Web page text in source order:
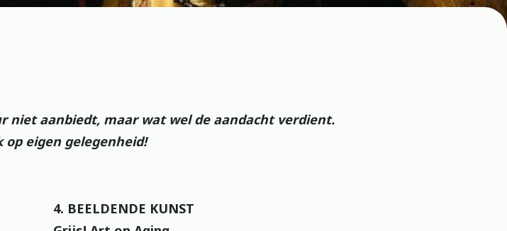
niet aanbiedt, maar wat wel de aandacht verdient.
eigen gelegenheid!
4. BEELDENDE KUNST